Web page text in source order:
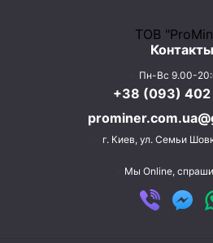
ТОВ
Контакты
Пн-Вс 9.00-
+38 (093) 402
г. Киев,ул. Семьи
Мы Online,